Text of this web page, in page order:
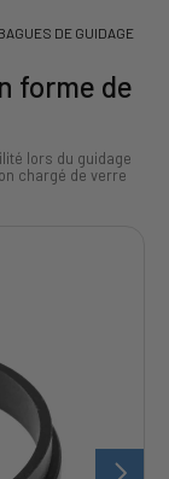
DE GUIDAGE
forme de
lors du guidage
chargé de verre